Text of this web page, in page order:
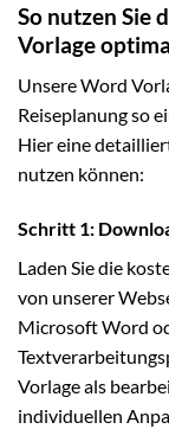
So nutzen Sie
Vorlage
Unsere Word
Reiseplanung so
Hier eine
nutzen können:
Schritt 1:
Laden Sie die
von unserer
Microsoft Word
Vorlage als
individuellen